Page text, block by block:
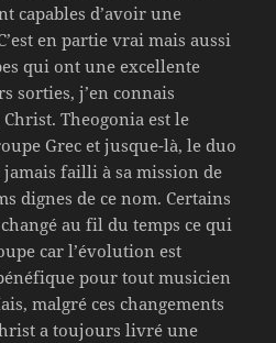
capables d’avoir une
en partie vrai mais aussi
qui ont une excellente
sorties, j’en connais
Theogonia est le
Grec et jusque-là, le duo
jamais failli à sa mission de
dignes de ce nom. Certains
au fil du temps ce qui
car l’évolution est
pour tout musicien
malgré ces changements
a toujours livré une